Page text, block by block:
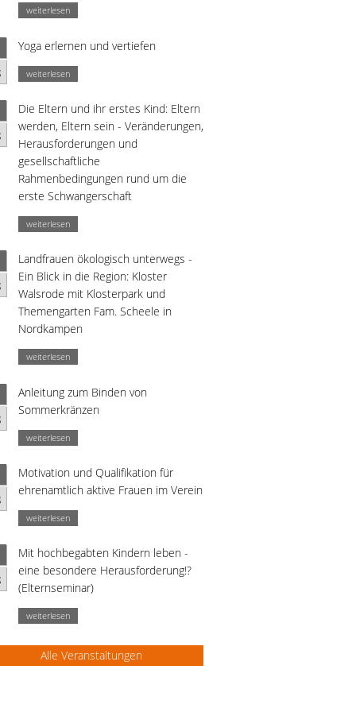
weiterlesen
Yoga erlernen und vertiefen
weiterlesen
Die Eltern und ihr erstes Kind: Eltern
werden, Eltern sein - Veränderungen,
Herausforderungen und
gesellschaftliche
Rahmenbedingungen rund um die
erste Schwangerschaft
weiterlesen
Landfrauen ökologisch unterwegs -
Ein Blick in die Region: Kloster
Walsrode mit Klosterpark und
Themengarten Fam. Scheele in
Nordkampen
weiterlesen
Anleitung zum Binden von
Sommerkränzen
weiterlesen
Motivation und Qualifikation für
ehrenamtlich aktive Frauen im Verein
weiterlesen
Mit hochbegabten Kindern leben -
eine besondere Herausforderung!?
(Elternseminar)
weiterlesen
Alle Veranstaltungen